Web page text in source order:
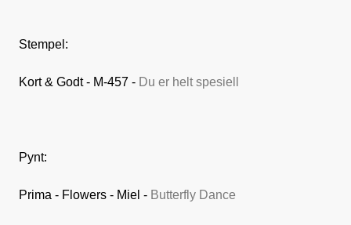
Stempel:
Kort & Godt - M-457 - Du er helt spesiell
Pynt:
Prima - Flowers - Miel - Butterfly Dance